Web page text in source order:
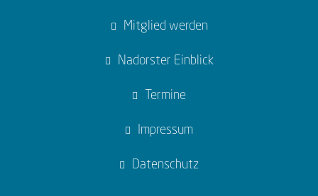
Mitglied werden
Nadorster Einblick
Termine
Impressum
Datenschutz